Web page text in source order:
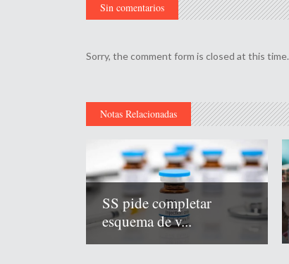
Sin comentarios
Sorry, the comment form is closed at this time.
Notas Relacionadas
SS pide completar
esquema de v...